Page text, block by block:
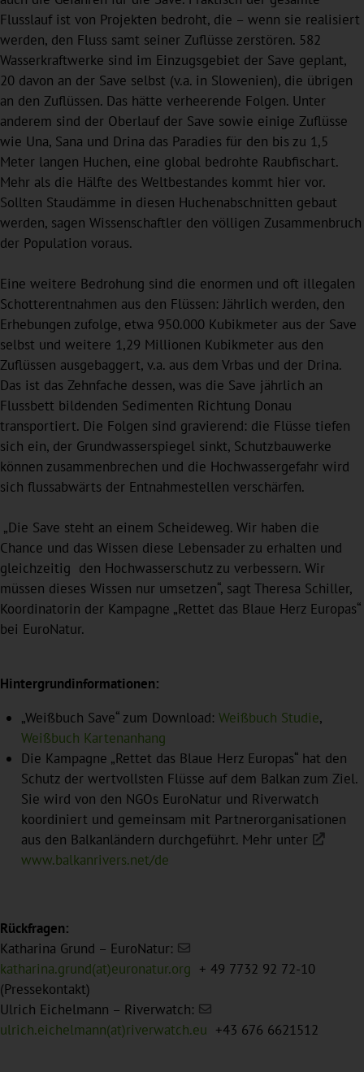
Flusslauf ist von Projekten bedroht, die – wenn sie realisiert
werden, den Fluss samt seiner Zuflüsse zerstören. 582
Wasserkraftwerke sind im Einzugsgebiet der Save geplant,
20 davon an der Save selbst (v.a. in Slowenien), die übrigen
an den Zuflüssen. Das hätte verheerende Folgen. Unter
anderem sind der Oberlauf der Save sowie einige Zuflüsse
wie Una, Sana und Drina das Paradies für den bis zu 1,5
Meter langen Huchen, eine global bedrohte Raubfischart.
Mehr als die Hälfte des Weltbestandes kommt hier vor.
Sollten Staudämme in diesen Huchenabschnitten gebaut
werden, sagen Wissenschaftler den völligen Zusammenbruch
der Population voraus.
Eine weitere Bedrohung sind die enormen und oft illegalen
Schotterentnahmen aus den Flüssen: Jährlich werden, den
Erhebungen zufolge, etwa 950.000 Kubikmeter aus der Save
selbst und weitere 1,29 Millionen Kubikmeter aus den
Zuflüssen ausgebaggert, v.a. aus dem Vrbas und der Drina.
Das ist das Zehnfache dessen, was die Save jährlich an
Flussbett bildenden Sedimenten Richtung Donau
transportiert. Die Folgen sind gravierend: die Flüsse tiefen
sich ein, der Grundwasserspiegel sinkt, Schutzbauwerke
können zusammenbrechen und die Hochwassergefahr wird
sich flussabwärts der Entnahmestellen verschärfen.
„Die Save steht an einem Scheideweg. Wir haben die
Chance und das Wissen diese Lebensader zu erhalten und
gleichzeitig den Hochwasserschutz zu verbessern. Wir
müssen dieses Wissen nur umsetzen“, sagt Theresa Schiller,
Koordinatorin der Kampagne „Rettet das Blaue Herz Europas“
bei EuroNatur.
Hintergrundinformationen:
„Weißbuch Save“ zum Download: Weißbuch Studie,
Weißbuch Kartenanhang
Die Kampagne „Rettet das Blaue Herz Europas“ hat den
Schutz der wertvollsten Flüsse auf dem Balkan zum Ziel.
Sie wird von den NGOs EuroNatur und Riverwatch
koordiniert und gemeinsam mit Partnerorganisationen
aus den Balkanländern durchgeführt. Mehr unter
www.balkanrivers.net/de
Rückfragen:
Katharina Grund – EuroNatur:
katharina.grund(at)euronatur.org + 49 7732 92 72-10
(Pressekontakt)
Ulrich Eichelmann – Riverwatch:
ulrich.eichelmann(at)riverwatch.eu +43 676 6621512